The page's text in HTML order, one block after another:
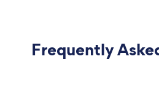
Frequently